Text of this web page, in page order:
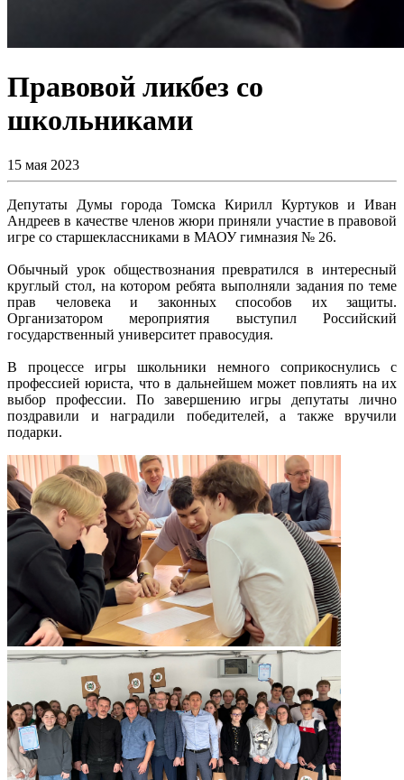
Правовой ликбез со
школьниками
15 мая 2023
Депутаты Думы города Томска Кирилл Куртуков и Иван
Андреев в качестве членов жюри приняли участие в правовой
игре со старшеклассниками в МАОУ гимназия № 26.
Обычный урок обществознания превратился в интересный
круглый стол, на котором ребята выполняли задания по теме
прав человека и законных способов их защиты.
Организатором мероприятия выступил Российский
государственный университет правосудия.
В процессе игры школьники немного соприкоснулись с
профессией юриста, что в дальнейшем может повлиять на их
выбор профессии. По завершению игры депутаты лично
поздравили и наградили победителей, а также вручили
подарки.